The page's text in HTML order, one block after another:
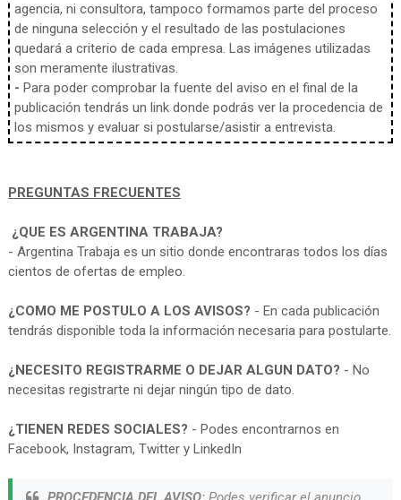
agencia, ni consultora, tampoco formamos parte del proceso
de ninguna selección y el resultado de las postulaciones
quedará a criterio de cada empresa. Las imágenes utilizadas
son meramente ilustrativas.
- Para poder comprobar la fuente del aviso en el final de la
publicación tendrás un link donde podrás ver la procedencia de
los mismos y evaluar si postularse/asistir a entrevista.
PREGUNTAS FRECUENTES
¿QUE ES ARGENTINA TRABAJA?
- Argentina Trabaja es un sitio donde encontraras todos los días
cientos de ofertas de empleo.
¿COMO ME POSTULO A LOS AVISOS? - En cada publicación
tendrás disponible toda la información necesaria para postularte.
¿NECESITO REGISTRARME O DEJAR ALGUN DATO? - No
necesitas registrarte ni dejar ningún tipo de dato.
¿TIENEN REDES SOCIALES? - Podes encontrarnos en
Facebook, Instagram, Twitter y LinkedIn